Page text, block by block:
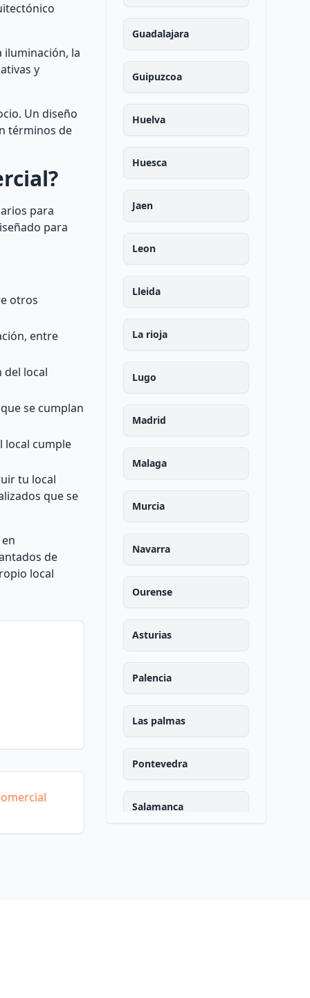
iluminación, la
y
Un diseño
términos de
para
para
otros
entre
del local
se cumplan
local cumple
tu local
que se
de
local
Guadalajara
Guipuzcoa
Huelva
Huesca
Jaen
Leon
Lleida
La rioja
Lugo
Madrid
Malaga
Murcia
Navarra
Ourense
Asturias
Palencia
Las palmas
Pontevedra
Salamanca